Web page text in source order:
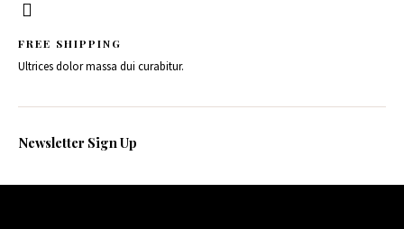
FREE SHIPPING
Ultrices dolor massa dui curabitur.
Newsletter Sign Up